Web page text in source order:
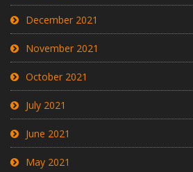
December 2021
November 2021
October 2021
July 2021
June 2021
May 2021